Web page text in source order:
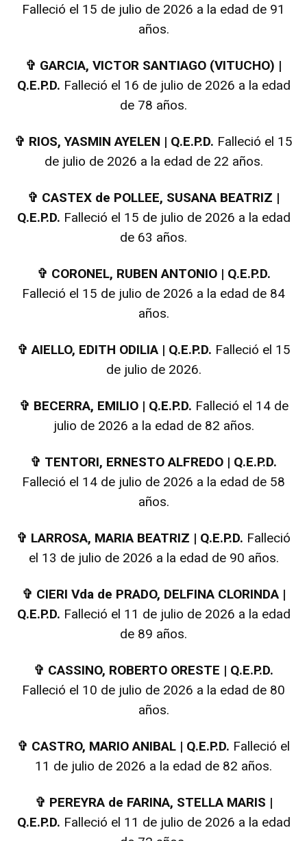
Falleció el 15 de julio de 2026 a la edad de 91
años.
✞ GARCIA, VICTOR SANTIAGO (VITUCHO) |
Q.E.P.D. Falleció el 16 de julio de 2026 a la edad
de 78 años.
✞ RIOS, YASMIN AYELEN | Q.E.P.D. Falleció el 15
de julio de 2026 a la edad de 22 años.
✞ CASTEX de POLLEE, SUSANA BEATRIZ |
Q.E.P.D. Falleció el 15 de julio de 2026 a la edad
de 63 años.
✞ CORONEL, RUBEN ANTONIO | Q.E.P.D.
Falleció el 15 de julio de 2026 a la edad de 84
años.
✞ AIELLO, EDITH ODILIA | Q.E.P.D. Falleció el 15
de julio de 2026.
✞ BECERRA, EMILIO | Q.E.P.D. Falleció el 14 de
julio de 2026 a la edad de 82 años.
✞ TENTORI, ERNESTO ALFREDO | Q.E.P.D.
Falleció el 14 de julio de 2026 a la edad de 58
años.
✞ LARROSA, MARIA BEATRIZ | Q.E.P.D. Falleció
el 13 de julio de 2026 a la edad de 90 años.
✞ CIERI Vda de PRADO, DELFINA CLORINDA |
Q.E.P.D. Falleció el 11 de julio de 2026 a la edad
de 89 años.
✞ CASSINO, ROBERTO ORESTE | Q.E.P.D.
Falleció el 10 de julio de 2026 a la edad de 80
años.
✞ CASTRO, MARIO ANIBAL | Q.E.P.D. Falleció el
11 de julio de 2026 a la edad de 82 años.
✞ PEREYRA de FARINA, STELLA MARIS |
Q.E.P.D. Falleció el 11 de julio de 2026 a la edad